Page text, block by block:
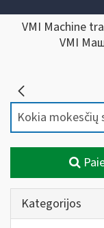
VMI Machine
VMI
Kategorijos